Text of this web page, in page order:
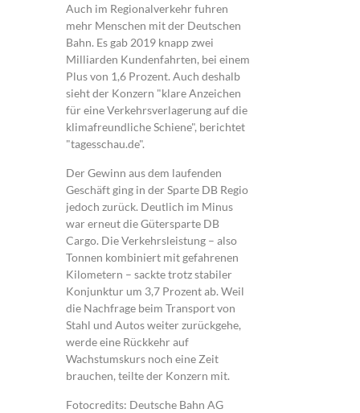
Auch im Regionalverkehr fuhren
mehr Menschen mit der Deutschen
Bahn. Es gab 2019 knapp zwei
Milliarden Kundenfahrten, bei einem
Plus von 1,6 Prozent. Auch deshalb
sieht der Konzern "klare Anzeichen
für eine Verkehrsverlagerung auf die
klimafreundliche Schiene", berichtet
"tagesschau.de".
Der Gewinn aus dem laufenden
Geschäft ging in der Sparte DB Regio
jedoch zurück. Deutlich im Minus
war erneut die Gütersparte DB
Cargo. Die Verkehrsleistung – also
Tonnen kombiniert mit gefahrenen
Kilometern – sackte trotz stabiler
Konjunktur um 3,7 Prozent ab. Weil
die Nachfrage beim Transport von
Stahl und Autos weiter zurückgehe,
werde eine Rückkehr auf
Wachstumskurs noch eine Zeit
brauchen, teilte der Konzern mit.
Fotocredits: Deutsche Bahn AG